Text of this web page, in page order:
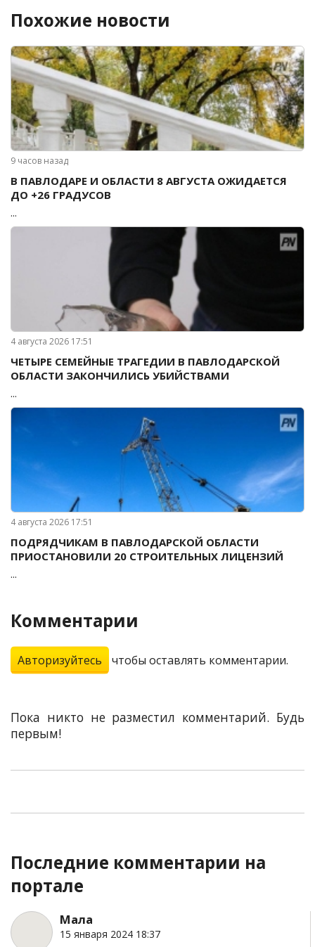
Похожие новости
9 часов назад
В ПАВЛОДАРЕ И ОБЛАСТИ 8 АВГУСТА ОЖИДАЕТСЯ
ДО +26 ГРАДУСОВ
...
4 августа 2026 17:51
ЧЕТЫРЕ СЕМЕЙНЫЕ ТРАГЕДИИ В ПАВЛОДАРСКОЙ
ОБЛАСТИ ЗАКОНЧИЛИСЬ УБИЙСТВАМИ
...
4 августа 2026 17:51
ПОДРЯДЧИКАМ В ПАВЛОДАРСКОЙ ОБЛАСТИ
ПРИОСТАНОВИЛИ 20 СТРОИТЕЛЬНЫХ ЛИЦЕНЗИЙ
...
Комментарии
Авторизуйтесь чтобы оставлять комментарии.
Пока никто не разместил комментарий. Будь
первым!
Последние комментарии на
портале
Мала
15 января 2024 18:37